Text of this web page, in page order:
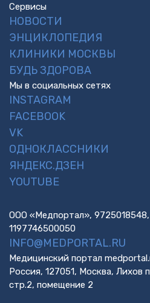
Сервисы
НОВОСТИ
ЭНЦИКЛОПЕДИЯ
КЛИНИКИ МОСКВЫ
БУДЬ ЗДОРОВА
Мы в социальных сетях
INSTAGRAM
FACEBOOK
VK
ОДНОКЛАССНИКИ
ЯНДЕКС.ДЗЕН
YOUTUBE
ООО «Медпортал», 9725018548,
1197746500050
INFO@MEDPORTAL.RU
Медицинский портал
Россия, 127051, Москва, Лихов
стр.2, помещение 2